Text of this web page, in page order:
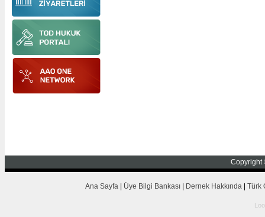
Copyright
Ana Sayfa Üye Bilgi Bankası Dernek Hakkında Türk